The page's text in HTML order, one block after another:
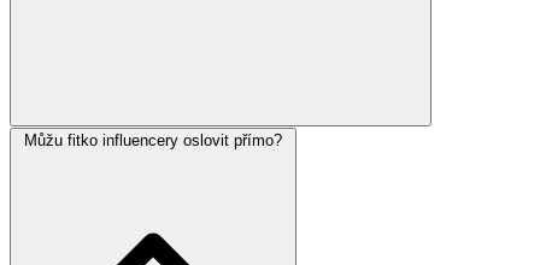
Můžu fitko influencery oslovit přímo?